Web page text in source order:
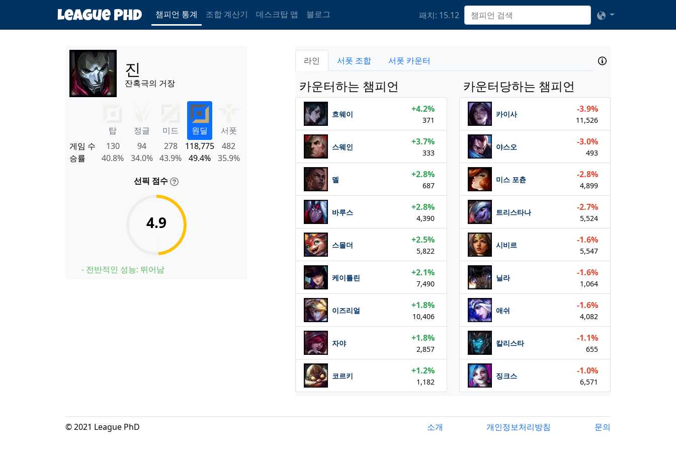
챔피언 통계 조합 계산기 데스크탑 앱 블로그 패치: 15.12
진
잔혹극의 거장
탑 정글 미드 원딜
서폿
게임 수
130 94 278 118,775
482
승률
40.8% 34.0% 43.9% 49.4% 35.9%
선픽 점수
4.9
- 전반적인 성능: 뛰어남
라인 서폿 조합 서폿 카운터
카운터하는 챔피언
흐웨이 +4.2%
371
스웨인 +3.7%
333
멜 +2.8%
687
바루스 +2.8%
4,390
스몰더 +2.5%
5,822
케이틀린 +2.1%
7,490
이즈리얼 +1.8%
10,406
자야 +1.8%
2,857
코르키 +1.2%
1,182
카운터당하는 챔피언
카이사 -3.9%
11,526
야스오 -3.0%
493
미스 포츈 -2.8%
4,899
트리스타나 -2.7%
5,524
시비르 -1.6%
5,547
닐라 -1.6%
1,064
애쉬 -1.6%
4,082
칼리스타 -1.1%
655
징크스 -1.0%
6,571
© 2021 League PhD 소개 개인정보처리방침 문의